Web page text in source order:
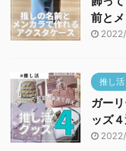
前と
推し活
ガー
ッズ